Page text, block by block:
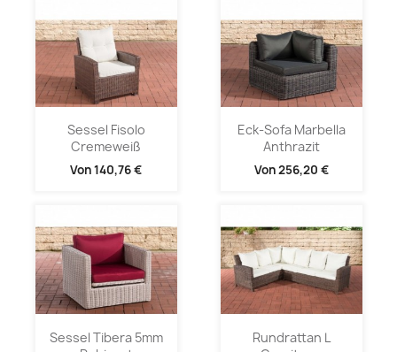
Sessel Fisolo
Cremeweiß
Von140,76 €
Eck-Sofa Marbella
Anthrazit
Von256,20 €
Sessel Tibera 5mm
Rundrattan L